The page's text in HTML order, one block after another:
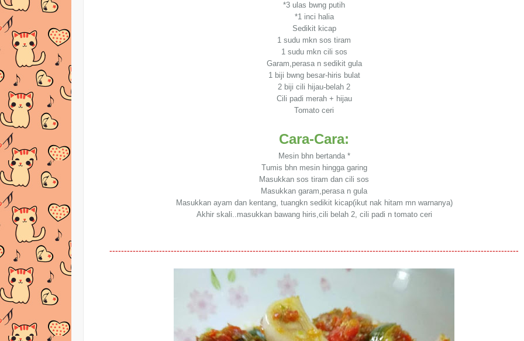
*3 ulas bwng putih
*1 inci halia
Sedikit kicap
1 sudu mkn sos tiram
1 sudu mkn cili sos
Garam,perasa n sedikit gula
1 biji bwng besar-hiris bulat
2 biji cili hijau-belah 2
Cili padi merah + hijau
Tomato ceri
Cara-Cara:
Mesin bhn bertanda *
Tumis bhn mesin hingga garing
Masukkan sos tiram dan cili sos
Masukkan garam,perasa n gula
Masukkan ayam dan kentang, tuangkn sedikit kicap(ikut nak hitam mn warnanya)
Akhir skali..masukkan bawang hiris,cili belah 2, cili padi n tomato ceri
--------------------------------------------------------------------------------------------------------------------------------------------